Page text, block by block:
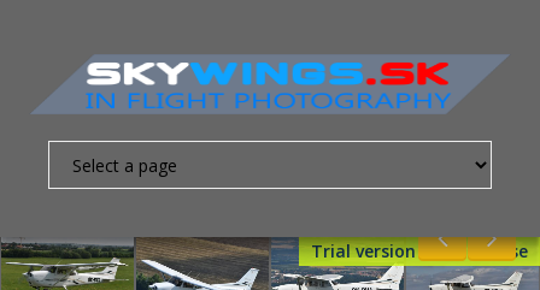
Trial version - Get License